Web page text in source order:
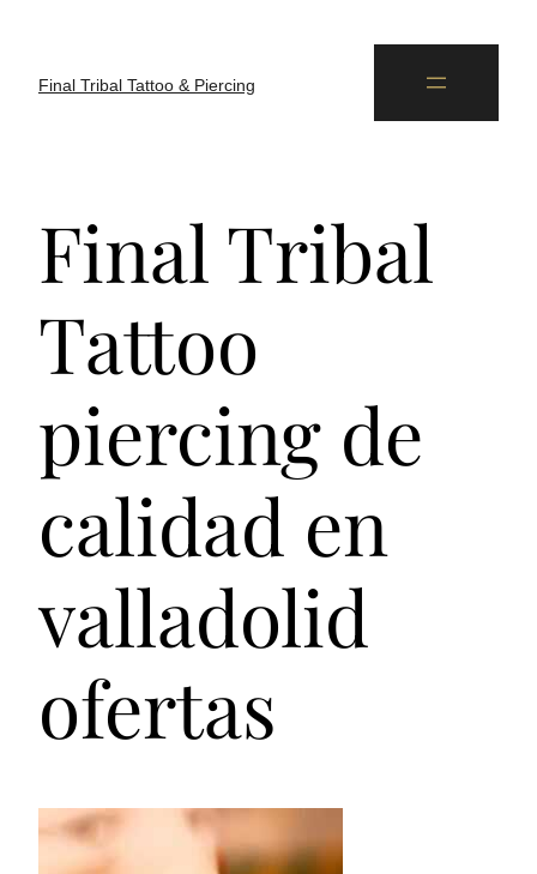
Final Tribal Tattoo & Piercing
Final Tribal
Tattoo
piercing de
calidad en
valladolid
ofertas